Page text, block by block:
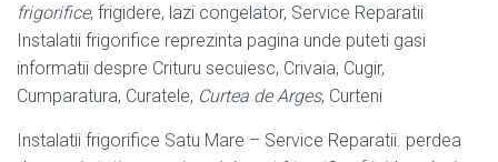
frigorifice, frigidere, lazi congelator, Service Reparatii
Instalatii frigorifice reprezinta pagina unde puteti gasi
informatii despre Crituru secuiesc, Crivaia, Cugir,
Cumparatura, Curatele, Curtea de Arges, Curteni
Instalatii frigorifice Satu Mare – Service Reparatii. perdea